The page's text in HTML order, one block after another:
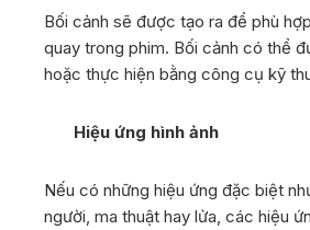
Bối cảnh sẽ được tạo ra để phù
quay trong phim. Bối cảnh có thể
hoặc thực hiện bằng công cụ kỹ
Hiệu ứng hình ảnh
Nếu có những hiệu ứng đặc biệt
người, ma thuật hay lửa, các hiệu